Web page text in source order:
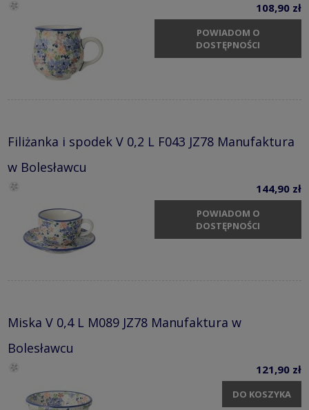
108,90 zł
POWIADOM O
DOSTĘPNOŚCI
Filiżanka i spodek V 0,2 L F043 JZ78 Manufaktura
w Bolesławcu
144,90 zł
POWIADOM O
DOSTĘPNOŚCI
Miska V 0,4 L M089 JZ78 Manufaktura w
Bolesławcu
121,90 zł
DO KOSZYKA